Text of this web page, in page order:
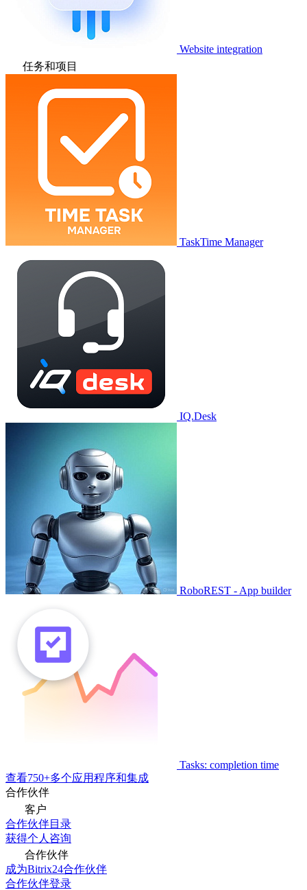
Website integration
任务和项目
TaskTime Manager
IQ.Desk
RoboREST - App builder
Tasks: completion time
查看750+多个应用程序和集成
合作伙伴
客户
合作伙伴目录
获得个人咨询
合作伙伴
成为Bitrix24合作伙伴
合作伙伴登录